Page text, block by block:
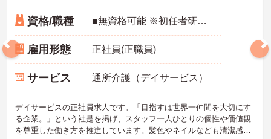
資格/職種 ■無資格可能 ※初任者研修あれば尚可
雇用形態 正社員(正職員)
サービス 通所介護（デイサービス）
デイサービスの正社員求人です。「目指すは世界一仲間を大切にす
る企業。」という社是を掲げ、スタッフ一人ひとりの個性や価値観
を尊重した働き方を推進しています。髪色やネイルなども清潔感が